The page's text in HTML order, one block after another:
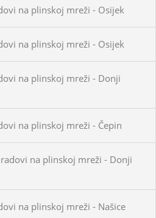
na plinskoj mreži - Osijek
na plinskoj mreži - Osijek
na plinskoj mreži - Donji
na plinskoj mreži - Čepin
na plinskoj mreži - Donji
na plinskoj mreži - Našice